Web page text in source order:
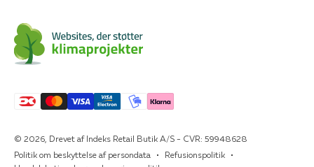
© 2026, Drevet af Indeks Retail Butik A/S - CVR: 59948628
Politik om beskyttelse af persondata
Refusionspolitik